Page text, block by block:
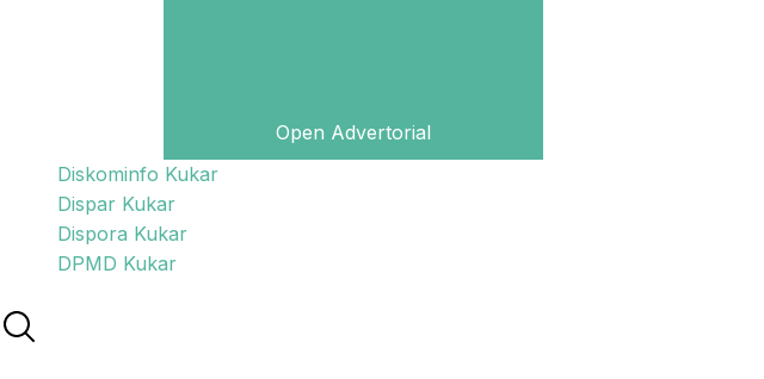
Open Advertorial
Diskominfo Kukar
Dispar Kukar
Dispora Kukar
DPMD Kukar